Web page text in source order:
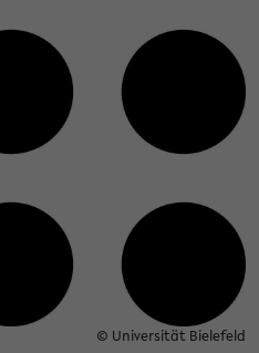
© Universität Bielefeld